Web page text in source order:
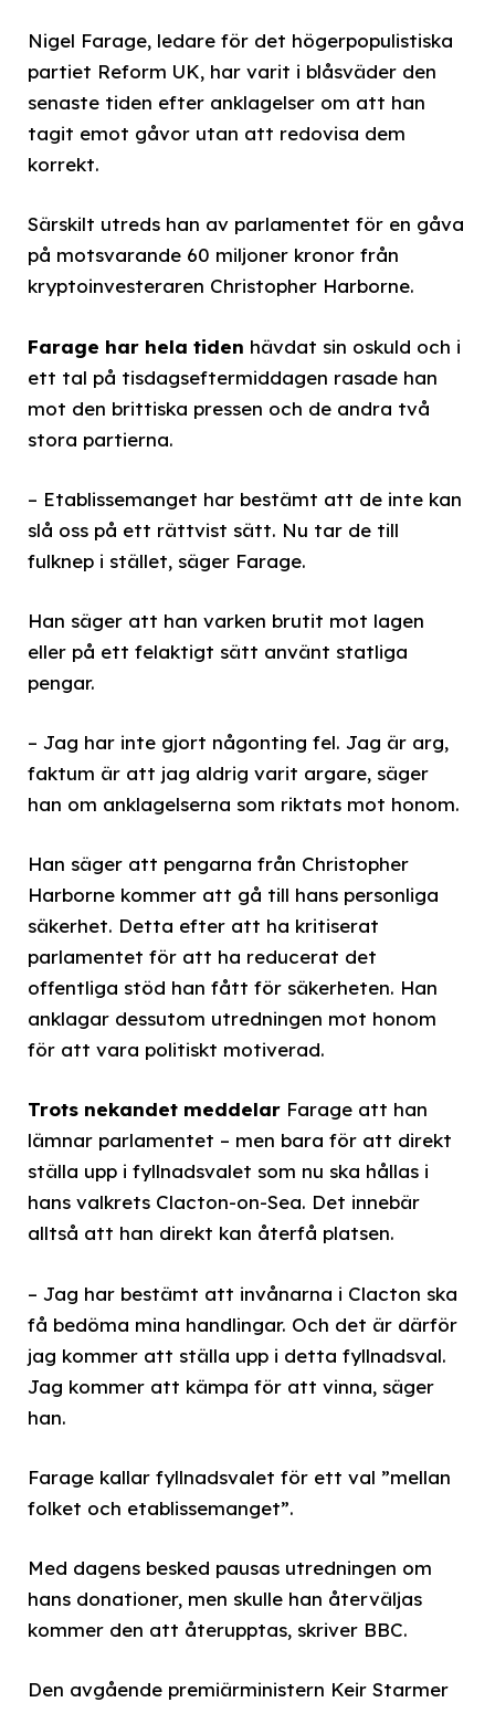
Nigel Farage, ledare för det högerpopulistiska
partiet Reform UK, har varit i blåsväder den
senaste tiden efter anklagelser om att han
tagit emot gåvor utan att redovisa dem
korrekt.
Särskilt utreds han av parlamentet för en gåva
på motsvarande 60 miljoner kronor från
kryptoinvesteraren Christopher Harborne.
Farage har hela tiden hävdat sin oskuld och i
ett tal på tisdagseftermiddagen rasade han
mot den brittiska pressen och de andra två
stora partierna.
– Etablissemanget har bestämt att de inte kan
slå oss på ett rättvist sätt. Nu tar de till
fulknep i stället, säger Farage.
Han säger att han varken brutit mot lagen
eller på ett felaktigt sätt använt statliga
pengar.
– Jag har inte gjort någonting fel. Jag är arg,
faktum är att jag aldrig varit argare, säger
han om anklagelserna som riktats mot honom.
Han säger att pengarna från Christopher
Harborne kommer att gå till hans personliga
säkerhet. Detta efter att ha kritiserat
parlamentet för att ha reducerat det
offentliga stöd han fått för säkerheten. Han
anklagar dessutom utredningen mot honom
för att vara politiskt motiverad.
Trots nekandet meddelar Farage att han
lämnar parlamentet – men bara för att direkt
ställa upp i fyllnadsvalet som nu ska hållas i
hans valkrets Clacton-on-Sea. Det innebär
alltså att han direkt kan återfå platsen.
– Jag har bestämt att invånarna i Clacton ska
få bedöma mina handlingar. Och det är därför
jag kommer att ställa upp i detta fyllnadsval.
Jag kommer att kämpa för att vinna, säger
han.
Farage kallar fyllnadsvalet för ett val ”mellan
folket och etablissemanget”.
Med dagens besked pausas utredningen om
hans donationer, men skulle han återväljas
kommer den att återupptas, skriver BBC.
Den avgående premiärministern Keir Starmer